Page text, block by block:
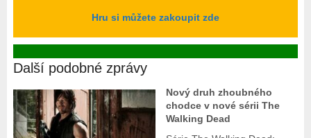
Hru si můžete zakoupit zde
Další podobné zprávy
Nový druh zhoubného
chodce v nové sérii The
Walking Dead